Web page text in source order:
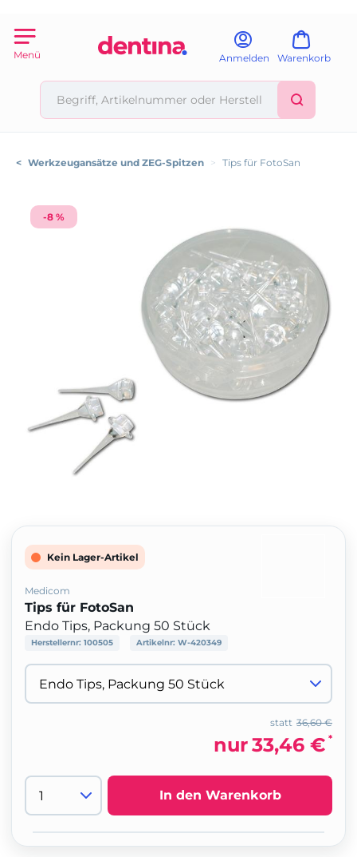
Menü Anmelden Warenkorb
< Werkzeugansätze und ZEG-Spitzen > Tips für FotoSan
-8 %
Kein Lager-Artikel
Medicom
Tips für FotoSan
Endo Tips, Packung 50 Stück
Herstellernr: 100505 Artikelnr: W-420349
36,60 €
statt
nur33,46 € *
In den Warenkorb